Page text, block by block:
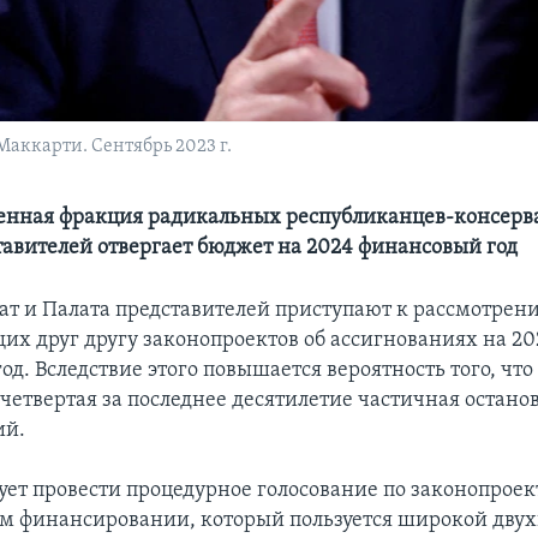
Сентябрь 2023 г.
фракция радикальных республиканцев-
отвергает бюджет на 2024 финансовый год
и Палата представителей приступают к
друг другу законопроектов об ассигнованиях на
Вследствие этого повышается вероятность того,
за последнее десятилетие частичная
провести процедурное голосование по
финансировании, который пользуется широкой